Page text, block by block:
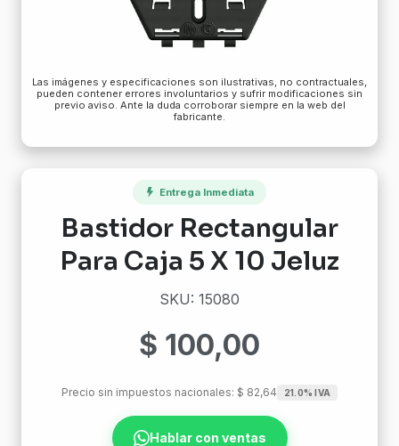
Las imágenes y especificaciones son ilustrativas, no contractuales,
pueden contener errores involuntarios y sufrir modificaciones sin
previo aviso. Ante la duda corroborar siempre en la web del
fabricante.
Entrega Inmediata
Bastidor Rectangular
Para Caja 5 X 10 Jeluz
SKU: 15080
$ 100,00
Precio sin impuestos nacionales: $ 82,64 21.0% IVA
Hablar con ventas